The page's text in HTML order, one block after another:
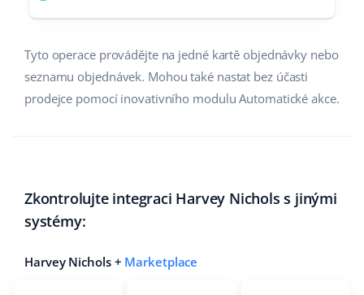
中文
Tyto operace provádějte na jedné kartě objednávky nebo
seznamu objednávek. Mohou také nastat bez účasti
prodejce pomocí inovativního modulu Automatické akce.
Zkontrolujte integraci Harvey Nichols s jinými
systémy:
Harvey Nichols + Marketplace